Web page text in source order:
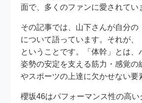
面で、多くのファンに愛されてい
その記事では、山下さんが自分の
について語っています。それが、
ということです。「体幹」とは、
姿勢の安定を支える筋力・感覚の
やスポーツの上達に欠かせない要
櫻坂46はパフォーマンス性の高い